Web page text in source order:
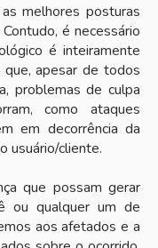
melhores posturas
é necessário
é inteiramente
apesar de todos
problemas de culpa
como ataques
em decorrência da
usuário/cliente.
que possam gerar
ou qualquer um de
aos afetados e a